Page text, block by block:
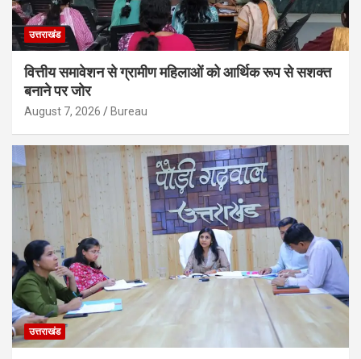
उत्तराखंड
वित्तीय समावेशन से ग्रामीण महिलाओं को आर्थिक रूप से सशक्त
बनाने पर जोर
August 7, 2026 Bureau
उत्तराखंड